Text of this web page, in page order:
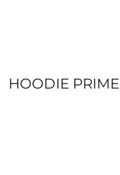
HOODIE PRIME